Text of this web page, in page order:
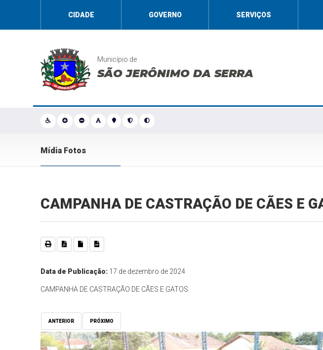
CIDADE GOVERNO SERVIÇOS
Município de
SÃO JERÔNIMO DA SERRA
Mídia Fotos
CAMPANHA DE CASTRAÇÃO DE CÃES E
Data de Publicação: 17 de dezembro de 2024
CAMPANHA DE CASTRAÇÃO DE CÃES E GATOS
ANTERIOR PRÓXIMO